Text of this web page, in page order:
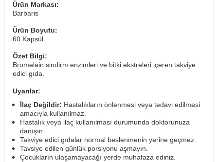
Ürün Markası:
Barbaris
Ürün Boyutu:
60 Kapsül
Özet Bilgi:
Bromelain sindirm enzimleri ve bitki ekstreleri içeren takviye
edici gıda.
Uyarılar:
İlaç Değildir: Hastalıkların önlenmesi veya tedavi edilmesi
amacıyla kullanılmaz.
Hastalık veya ilaç kullanılması durumunda doktorunuza
danışın.
Takviye edici gıdalar normal beslenmenin yerine geçmez.
Tavsiye edilen günlük porsiyonu aşmayın.
Çocukların ulaşamayacağı yerde muhafaza ediniz.